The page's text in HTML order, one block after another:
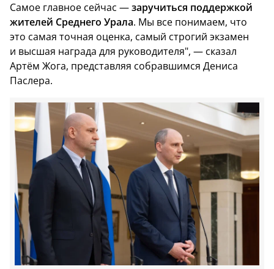
Самое главное сейчас —заручиться поддержкой
жителей Среднего Урала. Мы все понимаем, что
это самая точная оценка, самый строгий экзамен
и высшая награда для руководителя", — сказал
Артём Жога, представляя собравшимся Дениса
Паслера.